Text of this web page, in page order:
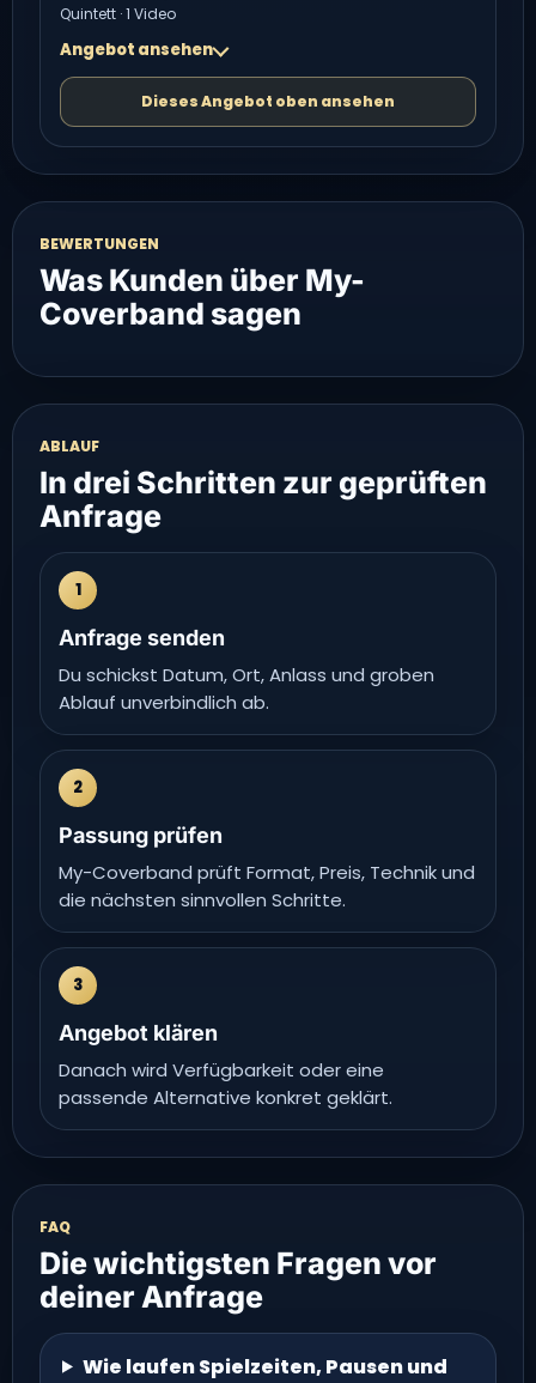
Quintett · 1 Video
Angebot ansehen
Dieses Angebot oben ansehen
BEWERTUNGEN
Was Kunden über My-
Coverband sagen
ABLAUF
In drei Schritten zur geprüften
Anfrage
1
Anfrage senden
Du schickst Datum, Ort, Anlass und groben
Ablauf unverbindlich ab.
2
Passung prüfen
My-Coverband prüft Format, Preis, Technik und
die nächsten sinnvollen Schritte.
3
Angebot klären
Danach wird Verfügbarkeit oder eine
passende Alternative konkret geklärt.
FAQ
Die wichtigsten Fragen vor
deiner Anfrage
Wie laufen Spielzeiten, Pausen und